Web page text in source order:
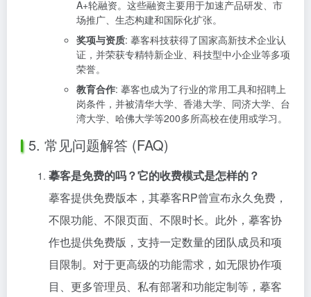
A+轮融资。这些融资主要用于加速产品研发、市
场推广、生态构建和国际化扩张。
奖项与资质: 摹客科技获得了国家高新技术企业认
证，并荣获专精特新企业、科技型中小企业等多项
荣誉。
教育合作: 摹客也成为了行业的常用工具和招聘上
岗条件，并被清华大学、香港大学、同济大学、台
湾大学、哈佛大学等200多所高校在使用或学习。
5. 常见问题解答 (FAQ)
摹客是免费的吗？它的收费模式是怎样的？
摹客提供免费版本，其摹客RP曾宣布永久免费，
不限功能、不限页面、不限时长。此外，摹客协
作也提供免费版，支持一定数量的团队成员和项
目限制。对于更高级的功能需求，如无限协作项
目、更多管理员、私有部署和功能定制等，摹客